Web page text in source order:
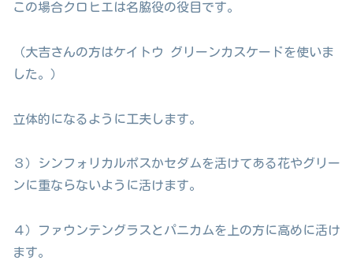
この場合クロヒエは名脇役の役目です。
（大吉さんの方はケイトウ グリーンカスケードを使いま
した。）
立体的になるように工夫します。
３）シンフォリカルポスかセダムを活けてある花やグリー
ンに重ならないように活けます。
４）ファウンテングラスとパニカムを上の方に高めに活け
ます。